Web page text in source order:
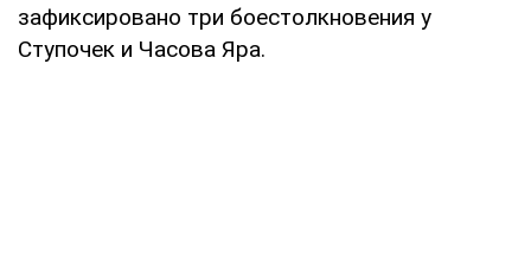
зафиксировано три боестолкновения у
Ступочек и Часова Яра.